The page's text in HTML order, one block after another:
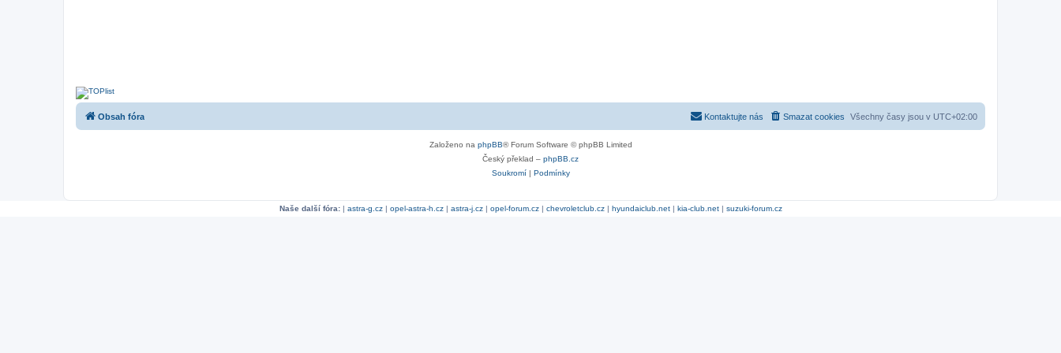
Obsah fóra Všechny časy jsou v UTC+02:00
Smazat cookies
Kontaktujte nás
Založeno na phpBB® Forum Software © phpBB Limited
Český překlad – phpBB.cz
Soukromí| Podmínky
Naše další fóra:| astra-g.cz| opel-astra-h.cz| astra-j.cz| opel-forum.cz| chevroletclub.cz| hyundaiclub.net| kia-club.net| suzuki-forum.cz